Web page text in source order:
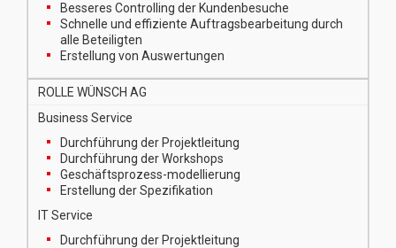
Besseres Controlling der Kundenbesuche
Schnelle und effiziente Auftragsbearbeitung durch
alle Beteiligten
Erstellung von Auswertungen
ROLLE WÜNSCH AG
Business Service
Durchführung der Projektleitung
Durchführung der Workshops
Geschäftsprozess-modellierung
Erstellung der Spezifikation
IT Service
Durchführung der Projektleitung